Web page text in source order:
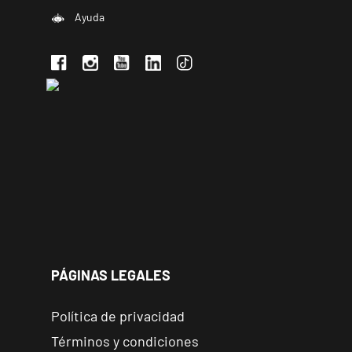
Ayuda
PÁGINAS LEGALES
Política de privacidad
Términos y condiciones